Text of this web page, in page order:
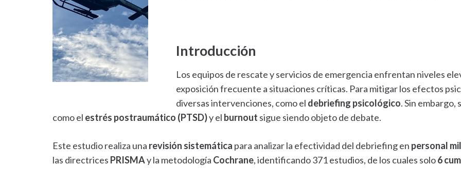
Introducción
Los equipos de rescate y servicios de emergencia enfrentan niveles
exposición frecuente a situaciones críticas. Para mitigar los efectos
diversas intervenciones, como el debriefing psicológico. Sin
como el estrés postraumático (PTSD)y el burnout sigue siendo objeto de debate.
Este estudio realiza una revisión sistemática para analizar la efectividad del debriefing en personal
las directrices PRISMAy la metodología Cochrane, identificando 371 estudios, de los cuales solo6